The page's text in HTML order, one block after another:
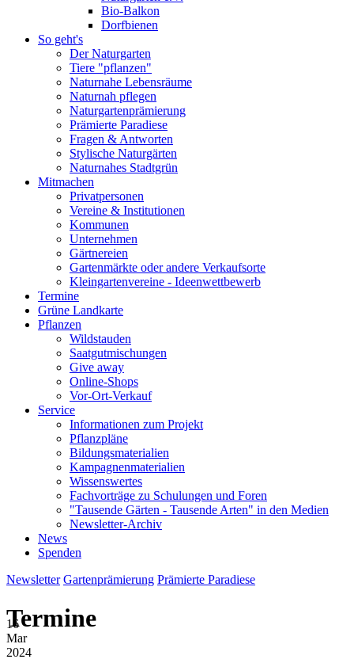
Bio-Balkon
Dorfbienen
So geht's
Der Naturgarten
Tiere "pflanzen"
Naturnahe Lebensräume
Naturnah pflegen
Naturgartenprämierung
Prämierte Paradiese
Fragen & Antworten
Stylische Naturgärten
Naturnahes Stadtgrün
Mitmachen
Privatpersonen
Vereine & Institutionen
Kommunen
Unternehmen
Gärtnereien
Gartenmärkte oder andere Verkaufsorte
Kleingartenvereine - Ideenwettbewerb
Termine
Grüne Landkarte
Pflanzen
Wildstauden
Saatgutmischungen
Give away
Online-Shops
Vor-Ort-Verkauf
Service
Informationen zum Projekt
Pflanzpläne
Bildungsmaterialien
Kampagnenmaterialien
Wissenswertes
Fachvorträge zu Schulungen und Foren
"Tausende Gärten - Tausende Arten" in den Medien
Newsletter-Archiv
News
Spenden
Newsletter Gartenprämierung Prämierte Paradiese
Termine
16
Mar
2024